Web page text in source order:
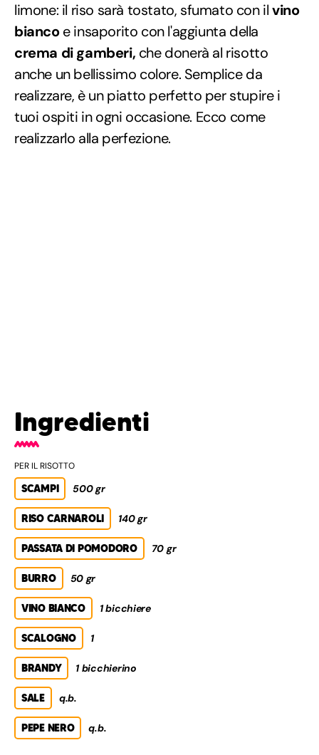
limone: il riso sarà tostato, sfumato con ilvino
biancoe insaporito con l'aggiunta della
crema di gamberi, che donerà al risotto
anche un bellissimo colore. Semplice da
realizzare, è un piatto perfetto per stupire i
tuoi ospiti in ogni occasione. Ecco come
realizzarlo alla perfezione.
Ingredienti
PER IL RISOTTO
SCAMPI 500 gr
RISO CARNAROLI 140 gr
PASSATA DI POMODORO 70 gr
BURRO 50 gr
VINO BIANCO 1 bicchiere
SCALOGNO 1
BRANDY 1 bicchierino
SALE q.b.
PEPE NERO q.b.